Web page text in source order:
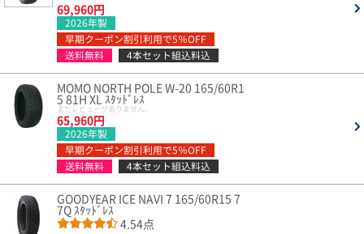
69,960円
2026年製
早期クーポン割引利用で5％OFF
送料無料
4本セット組込料込
MOMO NORTH POLE W-20 165/60R1
5 81H XL ｽﾀｯﾄﾞﾚｽ
まだレビューがありません。
65,960円
2026年製
早期クーポン割引利用で5％OFF
送料無料
4本セット組込料込
GOODYEAR ICE NAVI 7 165/60R15 7
7Q ｽﾀｯﾄﾞﾚｽ
4.54点